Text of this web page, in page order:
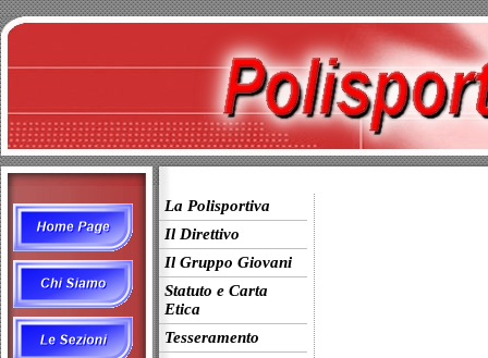
La Polisportiva
Il Direttivo
Il Gruppo Giovani
Statuto e Carta
Etica
Tesseramento